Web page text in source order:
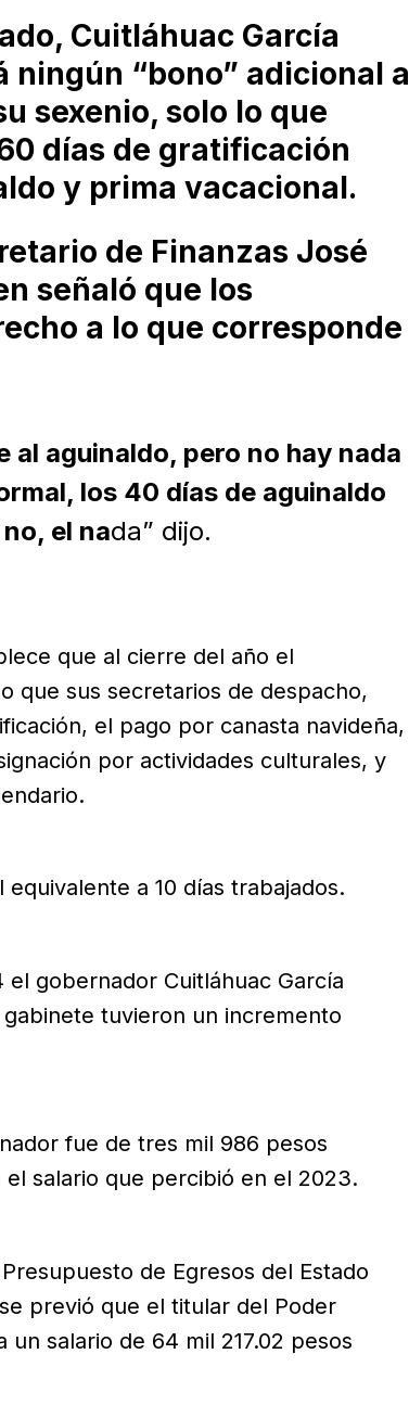
Cuitláhuac García
ningún “bono” adicional a
sexenio, solo lo que
días de gratificación
y prima vacacional.
de Finanzas José
señaló que los
a lo que corresponde
aguinaldo, pero no hay nada
los 40 días de aguinaldo
el nada” dijo.
que al cierre del año el
que sus secretarios de despacho,
el pago por canasta navideña,
por actividades culturales, y
a 10 días trabajados.
gobernador Cuitláhuac García
tuvieron un incremento
fue de tres mil 986 pesos
salario que percibió en el 2023.
de Egresos del Estado
previó que el titular del Poder
salario de 64 mil 217.02 pesos